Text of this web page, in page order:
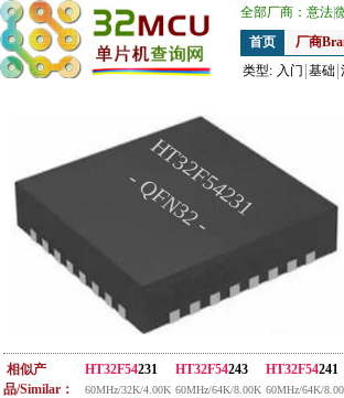
全部厂商： 意法
首页
厂商
类型: 入门 基础
HT32F54231
- QFN32 -
相似产
品/Similar：
HT32F54231
60MHz/32K/4.00K
HT32F54243
60MHz/64K/8.00K
HT32F54241
60MHz/64K/